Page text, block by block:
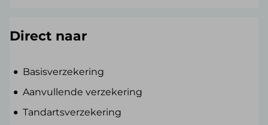
Direct naar
Basisverzekering
Aanvullende verzekering
Tandartsverzekering